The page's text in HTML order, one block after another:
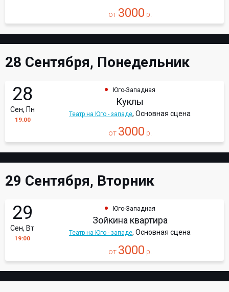
от 3000 р.
28 Сентября, Понедельник
28
Сен, Пн
19:00
Юго-Западная
Куклы
Театр на Юго - западе, Основная сцена
от 3000 р.
29 Сентября, Вторник
29
Сен, Вт
19:00
Юго-Западная
Зойкина квартира
Театр на Юго - западе, Основная сцена
от 3000 р.